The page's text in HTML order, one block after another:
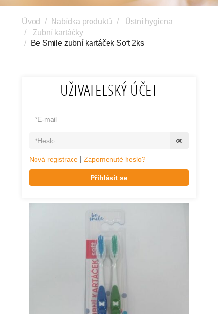
Úvod Nabídka produktů
Ústní hygiena
Zubní kartáčky
Be Smile zubní kartáček Soft 2ks
UŽIVATELSKÝ ÚČET
Nová registrace Zapomenuté heslo?
Přihlásit se